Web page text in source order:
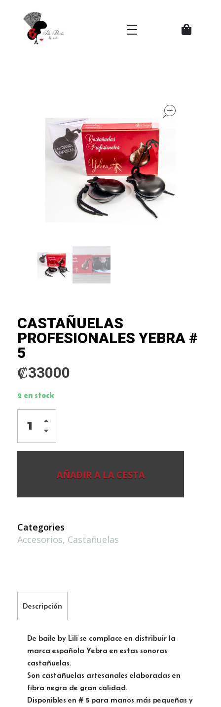
CASTAÑUELAS
PROFESIONALES YEBRA #
5
₡33000
2 en stock
AÑADIR A LA CESTA
Categories
Accesorios, Castañuelas
Descripción
De baile by Lili se complace en distribuir la
marca española Yebra en estas sonoras
castañuelas.
Son castañuelas artesanales elaboradas en
fibra negra de gran calidad.
Disponibles en # 5 para manos más pequeñas y